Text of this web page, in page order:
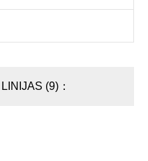
(9)：